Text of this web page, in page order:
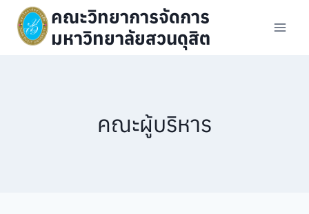
คณะวิทยาการจัดการ
มหาวิทยาลัยสวนดุสิต
คณะผู้บริหาร